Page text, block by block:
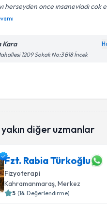
herseyden once ınsanevladı cok
Kara
1209 Sokak No:3 B18 İncek
diğer uzmanlar
Fzt. Rabia Türkoğlu
Fizyoterapi
Kahramanmaraş , Merkez
5 (14 Değerlendirme)